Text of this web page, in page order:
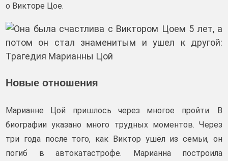
о Викторе Цое.
Новые отношения
Марианне Цой пришлось через многое пройти. В
биографии указано много трудных моментов. Через
три года после того, как Виктор ушёл из семьи, он
погиб в автокатастрофе. Марианна построила